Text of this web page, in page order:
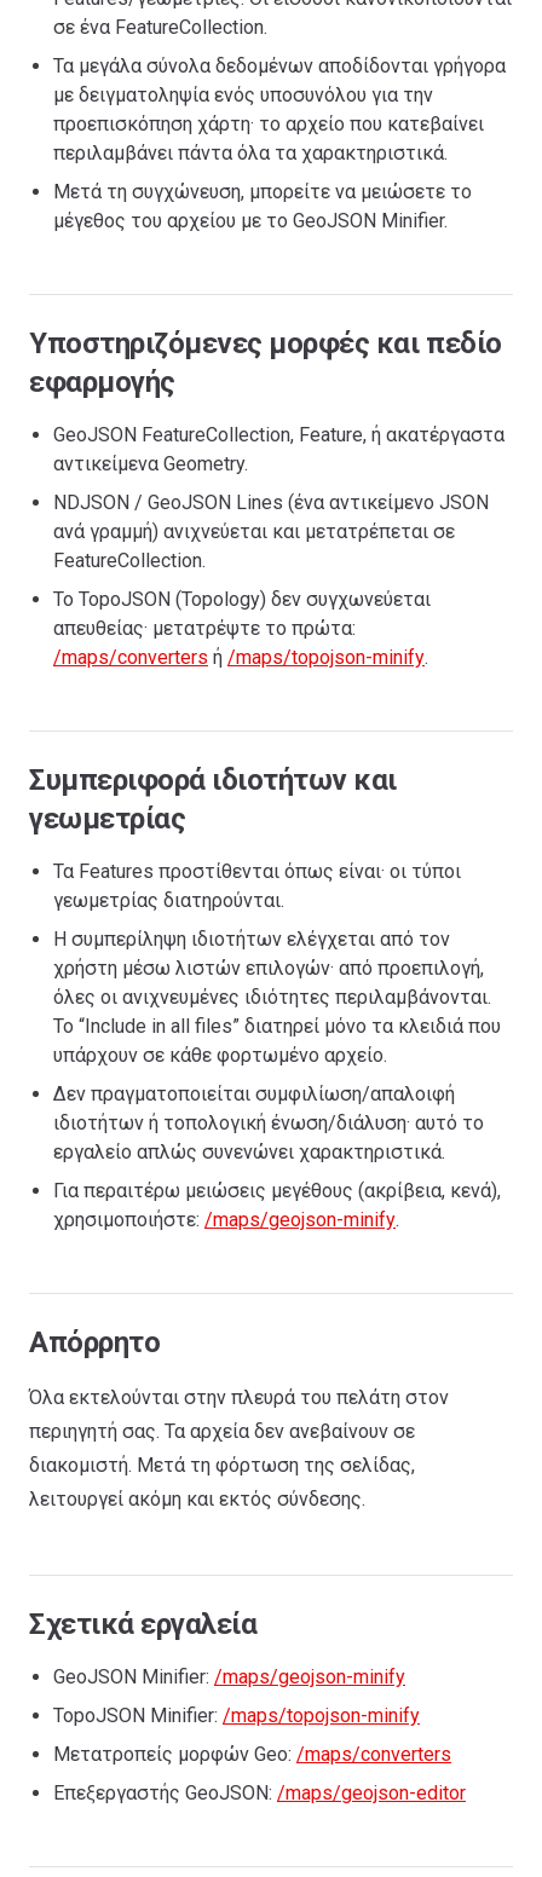
σε ένα FeatureCollection.
Τα μεγάλα σύνολα δεδομένων αποδίδονται γρήγορα
με δειγματοληψία ενός υποσυνόλου για την
προεπισκόπηση χάρτη· το αρχείο που κατεβαίνει
περιλαμβάνει πάντα όλα τα χαρακτηριστικά.
Μετά τη συγχώνευση, μπορείτε να μειώσετε το
μέγεθος του αρχείου με το GeoJSON Minifier.
Υποστηριζόμενες μορφές και πεδίο
εφαρμογής
GeoJSON FeatureCollection, Feature, ή ακατέργαστα
αντικείμενα Geometry.
NDJSON / GeoJSON Lines (ένα αντικείμενο JSON
ανά γραμμή) ανιχνεύεται και μετατρέπεται σε
FeatureCollection.
Το TopoJSON (Topology) δεν συγχωνεύεται
απευθείας· μετατρέψτε το πρώτα:
/maps/converters ή /maps/topojson-minify.
Συμπεριφορά ιδιοτήτων και
γεωμετρίας
Τα Features προστίθενται όπως είναι· οι τύποι
γεωμετρίας διατηρούνται.
Η συμπερίληψη ιδιοτήτων ελέγχεται από τον
χρήστη μέσω λιστών επιλογών· από προεπιλογή,
όλες οι ανιχνευμένες ιδιότητες περιλαμβάνονται.
Το “Include in all files” διατηρεί μόνο τα κλειδιά που
υπάρχουν σε κάθε φορτωμένο αρχείο.
Δεν πραγματοποιείται συμφιλίωση/απαλοιφή
ιδιοτήτων ή τοπολογική ένωση/διάλυση· αυτό το
εργαλείο απλώς συνενώνει χαρακτηριστικά.
Για περαιτέρω μειώσεις μεγέθους (ακρίβεια, κενά),
χρησιμοποιήστε: /maps/geojson-minify.
Απόρρητο
Όλα εκτελούνται στην πλευρά του πελάτη στον
περιηγητή σας. Τα αρχεία δεν ανεβαίνουν σε
διακομιστή. Μετά τη φόρτωση της σελίδας,
λειτουργεί ακόμη και εκτός σύνδεσης.
Σχετικά εργαλεία
GeoJSON Minifier: /maps/geojson-minify
TopoJSON Minifier: /maps/topojson-minify
Μετατροπείς μορφών Geo: /maps/converters
Επεξεργαστής GeoJSON: /maps/geojson-editor